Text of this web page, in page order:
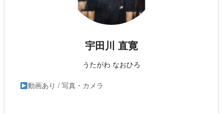
宇田川 直寛
うたがわ なおひろ
動画あり / 写真・カメラ